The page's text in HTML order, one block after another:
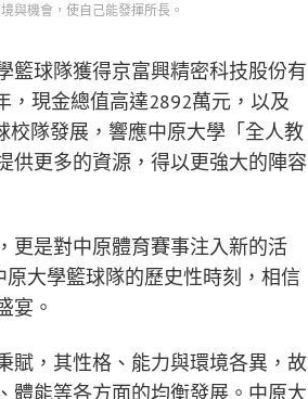
與機會，使自己能發揮所長。
籃球隊獲得京富興精密科技股份有
，現金總值高達2892萬元，以及
校隊發展，響應中原大學「全人教
供更多的資源，得以更強大的陣容
更是對中原體育賽事注入新的活
大學籃球隊的歷史性時刻，相信
宴。
賦，其性格、能力與環境各異，故
體能等各方面的均衡發展。中原大